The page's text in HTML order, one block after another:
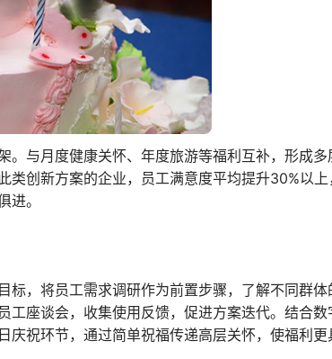
与月度健康关怀、年度旅游等福利互补，形成多
创新方案的企业，员工满意度平均提升30%以
。
，将员工需求调研作为前置步骤，了解不同群
座谈会，收集使用反馈，促进方案迭代。结合
祝环节，通过简单祝福传递高层关怀，使福利更